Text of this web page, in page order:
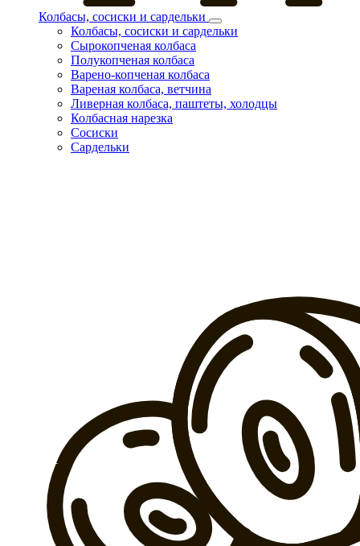
Колбасы, сосиски и сардельки
Колбасы, сосиски и сардельки
Сырокопченая колбаса
Полукопченая колбаса
Варено-копченая колбаса
Вареная колбаса, ветчина
Ливерная колбаса, паштеты, холодцы
Колбасная нарезка
Сосиски
Сардельки